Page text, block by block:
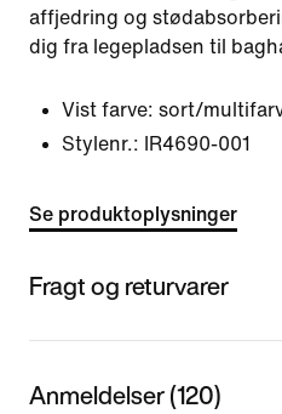
affjedring og
dig fra legepladsen til
Vist farve: sort/
Stylenr.:
IR4690-001
Se produktoplysninger
Fragt og returvarer
Anmeldelser (120)